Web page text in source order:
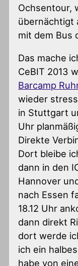
Ochsentour,
übernächtigt
mit dem Bus
Das mache
CeBIT 2013
Barcamp
wieder
in Stuttgart
Uhr
Direkte
Dort bleibe
dann in den
Hannover
nach Essen
18.12 Uhr
dann direkt
dort werde
ich ein
habe von